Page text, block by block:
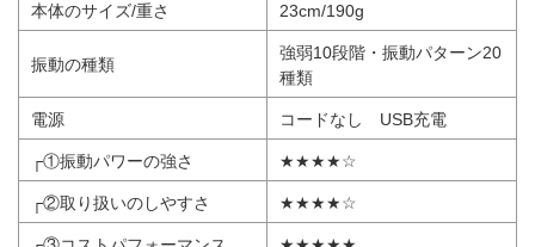
本体のサイズ/重さ 23cm/190g
振動の種類
強弱10段階・振動パターン20
種類
電源 コードなし USB充電
┌①振動パワーの強さ ★★★★☆
┌②取り扱いのしやすさ ★★★★☆